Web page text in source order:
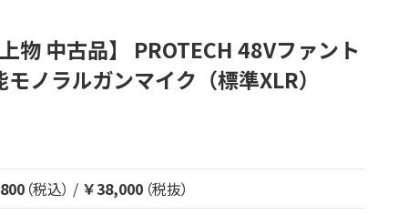
物 中古品】 PROTECH 48Vファント
ノラルガンマイク（標準XLR）
（税込） / ￥38,000 （税抜）